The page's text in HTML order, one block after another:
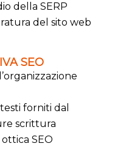
della SERP
del sito web
SEO
forniti dal
scrittura
SEO